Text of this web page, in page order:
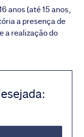
anos (até 15 anos,
a presença de
a realização do
: